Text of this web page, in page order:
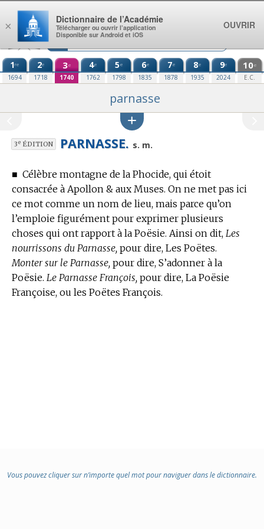
Aller au contenu
1re
1694
2e
1718
3e
1740
4e
1762
5e
1798
6e
1835
7e
1878
8e
1935
9e
2024
10e
E.C.
parnasse
3eÉDITION PARNASSE. s. m.
■ Célèbre montagne de la Phocide, qui étoit
consacrée à Apollon & aux Muses. On ne met pas ici
ce mot comme un nom de lieu, mais parce qu’on
l’emploie figurément pour exprimer plusieurs
choses qui ont rapport à la Poësie. Ainsi on dit, Les
nourrissons du Parnasse, pour dire, Les Poëtes.
Monter sur le Parnasse, pour dire, S’adonner à la
Poësie. Le Parnasse François, pour dire, La Poësie
Françoise, ou les Poëtes François.
Vous pouvez cliquer sur n’importe quel mot pour naviguer dans le dictionnaire.
×
Dictionnaire de l’Académie
Télécharger ou ouvrir l’application
Disponible sur Android et iOS
OUVRIR